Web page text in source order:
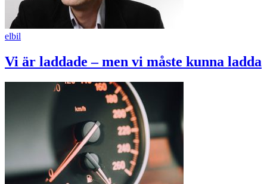
elbil
Vi är laddade – men vi måste kunna ladda